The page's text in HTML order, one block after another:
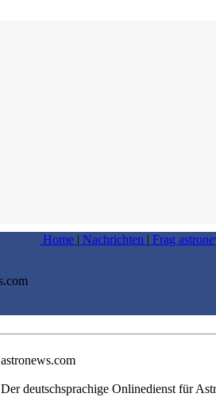
Home | Nachrichten | Frag
astronews.com
Der deutschsprachige Onlinedienst für